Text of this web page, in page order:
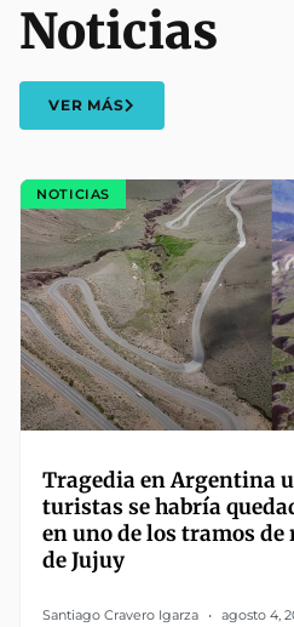
Noticias
VER MÁS
NOTICIAS
Tragedia en Argentina
turistas se habría
en uno de los tramos
de Jujuy
Santiago Cravero Igarza agosto 4,